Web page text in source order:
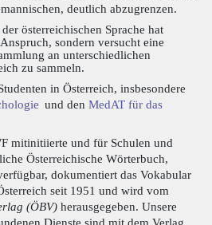
deutlich abzugrenzen.
österreichischen Sprache hat
sondern versucht eine
an unterschiedlichen
zu sammeln.
in Österreich, insbesondere
und den MedAT für das
mitinitiierte und für Schulen und
Österreichische Wörterbuch,
dokumentiert das Vokabular
seit 1951 und wird vom
(ÖBV) herausgegeben. Unsere
Dienste sind mit dem Verlag